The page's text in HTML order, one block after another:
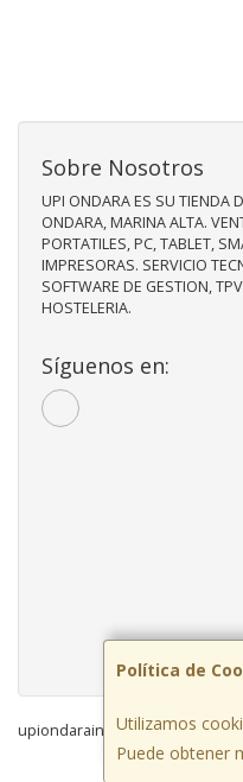
Política de
Utilizamos
Puede obtener
Sobre Nosotros
UPI ONDARA ES SU TIENDA
ONDARA, MARINA ALTA.
PORTATILES, PC, TABLET,
IMPRESORAS. SERVICIO
SOFTWARE DE GESTION,
HOSTELERIA.
Síguenos en:
upiondarainformatica.com ©